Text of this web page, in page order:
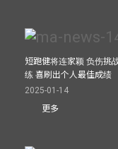
短跑健将连家颖 负伤挑
练 喜刷出个人最佳成绩
2025-01-14
更多